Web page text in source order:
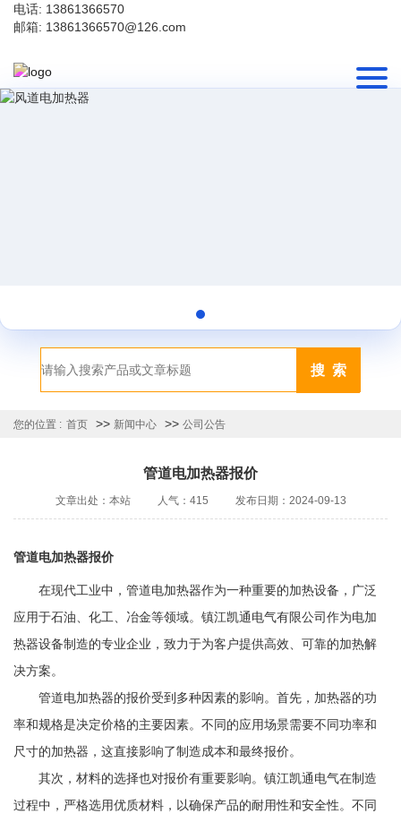
电话: 13861366570
邮箱: 13861366570@126.com
搜 索
您的位置 : 首页 >> 新闻中心 >> 公司公告
管道电加热器报价
文章出处：本站 人气：415 发布日期：2024-09-13
管道电加热器报价
在现代工业中，管道电加热器作为一种重要的加热设备，广泛
应用于石油、化工、冶金等领域。镇江凯通电气有限公司作为电加
热器设备制造的专业企业，致力于为客户提供高效、可靠的加热解
决方案。
管道电加热器的报价受到多种因素的影响。首先，加热器的功
率和规格是决定价格的主要因素。不同的应用场景需要不同功率和
尺寸的加热器，这直接影响了制造成本和最终报价。
其次，材料的选择也对报价有重要影响。镇江凯通电气在制造
过程中，严格选用优质材料，以确保产品的耐用性和安全性。不同